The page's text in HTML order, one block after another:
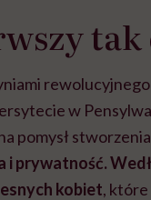
rewolucyjnego
w
pomysł
i prywatność.
kobiet, które